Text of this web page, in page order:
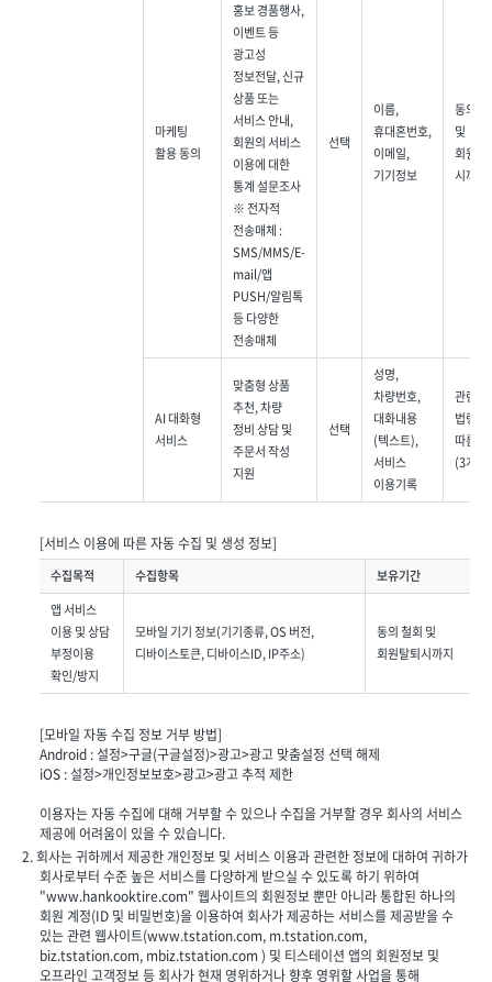
마케팅
활용 동의
홍보 경품행사,
이벤트 등
광고성
정보전달, 신규
상품 또는
서비스 안내,
회원의 서비스
이용에 대한
통계 설문조사
※ 전자적
전송매체 :
SMS/MMS/E-
mail/앱
PUSH/알림톡
등 다양한
전송매체
선택
이름,
휴대혼번호,
이메일,
기기정보
동의
및
회원탈
시까지
AI 대화형
서비스
맞춤형 상품
추천, 차량
정비 상담 및
주문서 작성
지원
선택
성명,
차량번호,
대화내용
(텍스트),
서비스
이용기록
관련
법령에
따름
(3개월)
[서비스 이용에 따른 자동 수집 및 생성 정보]
수집목적 수집항목
보유기간
앱 서비스
이용 및 상담
부정이용
확인/방지
모바일 기기 정보(기기종류, OS 버전,
디바이스토큰, 디바이스ID, IP주소)
동의 철회 및
회원탈퇴시까지
[모바일 자동 수집 정보 거부 방법]
Android : 설정>구글(구글설정)>광고>광고 맞춤설정 선택 해제
iOS : 설정>개인정보보호>광고>광고 추적 제한
이용자는 자동 수집에 대해 거부할 수 있으나 수집을 거부할 경우 회사의 서비스
제공에 어려움이 있을 수 있습니다.
2. 회사는 귀하께서 제공한 개인정보 및 서비스 이용과 관련한 정보에 대하여 귀하가
회사로부터 수준 높은 서비스를 다양하게 받으실 수 있도록 하기 위하여
"www.hankooktire.com" 웹사이트의 회원정보 뿐만 아니라 통합된 하나의
회원 계정(ID 및 비밀번호)을 이용하여 회사가 제공하는 서비스를 제공받을 수
있는 관련 웹사이트(www.tstation.com, m.tstation.com,
biz.tstation.com, mbiz.tstation.com ) 및 티스테이션 앱의 회원정보 및
오프라인 고객정보 등 회사가 현재 영위하거나 향후 영위할 사업을 통해